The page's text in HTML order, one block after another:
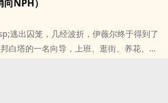
NPH）
逃出囚笼，几经波折，伊薇尔终于得到了
白塔的一名向导，上班、逛街、养花、做